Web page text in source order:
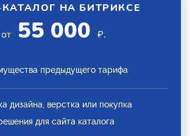
НА БИТРИКСЕ
от 55 000 ₽.
предыдущего тарифа
дизайна, верстка или покупка
для сайта каталога